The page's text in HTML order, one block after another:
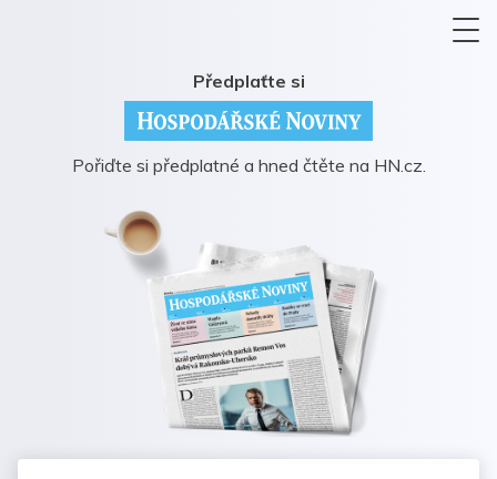
Předplaťte si
Pořiďte si předplatné a hned čtěte na HN.cz.